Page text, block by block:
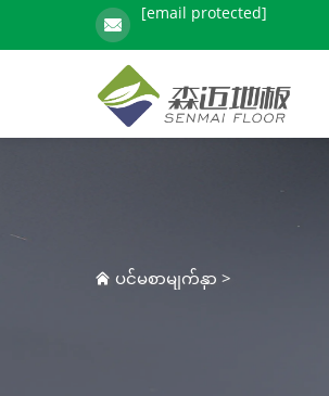
[email protected]
ပင်မစာမျက်နှာ >